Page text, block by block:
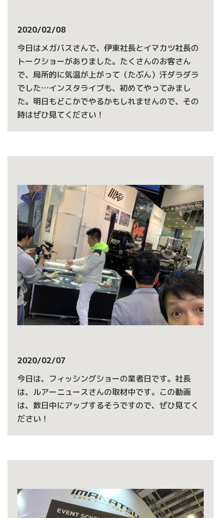
2020/02/08
今日はメガバスさんで、伊東社長とイマカツ社長の
トークショーがありました。たくさんのお客さん
で、局所的に気温が上がって（たぶん）汗ダラダラ
でした…インスタライブも、初めてやってみまし
た。明日もどこかでやるかもしれませんので、その
時はぜひ見てください！
2020/02/07
今日は、フィッシングショーの業者日です。社長
は、ルアーニュースさんの取材中です。この動画
は、数日中にアップするそうですので、ぜひ見てく
ださい！